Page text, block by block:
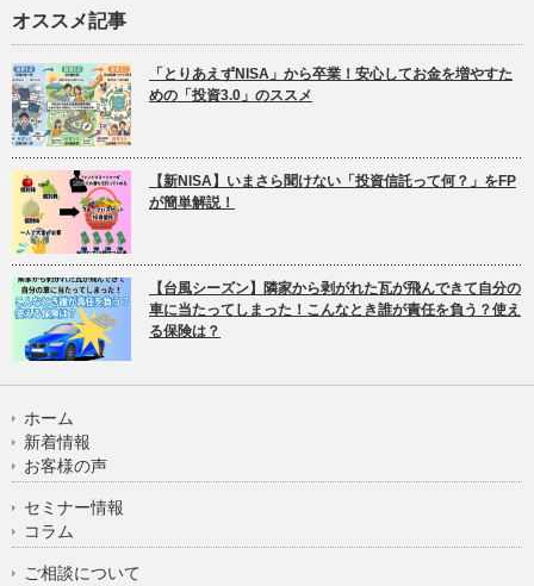
オススメ記事
「とりあえずNISA」から卒業！安心してお金を増やすた
めの「投資3.0」のススメ
【新NISA】いまさら聞けない「投資信託って何？」をFP
が簡単解説！
【台風シーズン】隣家から剥がれた瓦が飛んできて自分の
車に当たってしまった！こんなとき誰が責任を負う？使え
る保険は？
ホーム
新着情報
お客様の声
セミナー情報
コラム
ご相談について